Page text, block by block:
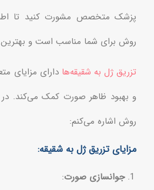
پزشک متخصص مشورت کنید تا
روش برای شما مناسب است و بهترین
تزریق ژل به شقیقه‌ها دارای مزایای
و بهبود ظاهر صورت کمک می‌کند. در
روش اشاره می‌کنم:
مزایای تزریق ژل به شقیقه:
جوانسازی صورت: